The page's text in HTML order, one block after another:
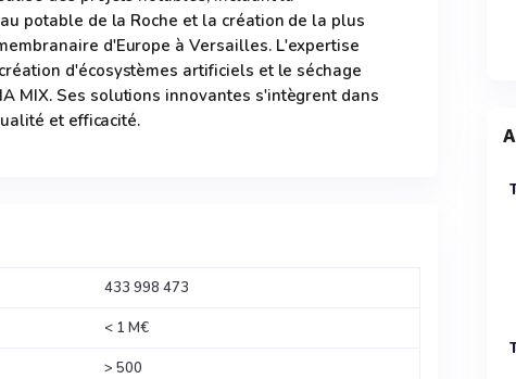
potable de la Roche et la création de la plus
d'Europe à Versailles. L'expertise
d'écosystèmes artificiels et le séchage
MIX. Ses solutions innovantes s'intègrent dans
et efficacité.
433 998 473
< 1 M€
> 500